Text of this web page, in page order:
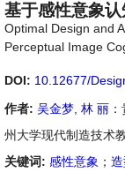
基于感性意象
Optimal Design and
Perceptual Image
DOI: 10.12677/
作者: 吴金梦 林 丽
州大学现代制造技术
关键词: 感性意象 ；